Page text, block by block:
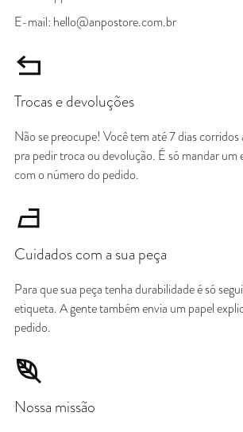
E-mail: hello@anpostore.com.br
Trocas e devoluções
Não se preocupe! Você tem até 7 dias
pra pedir troca ou devolução. É só mandar um
com o número do pedido.
Cuidados com a sua peça
Para que sua peça tenha durabilidade é só
etiqueta. A gente também envia um papel
pedido.
Nossa missão